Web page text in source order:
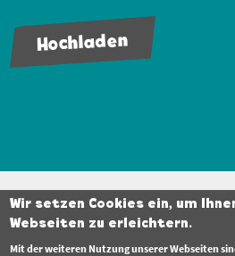
Reiter
Fußzeile
Wir setzen Cookies ein, um
Webseiten zu erleichtern.
Mit der weiteren Nutzung unserer Webseiten